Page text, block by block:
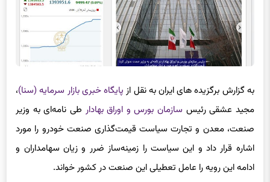
مجید عشقی رئیسسازمان بورس و اوراق بهادارطی نامه‌ای به وزیر
صنعت، معدن و تجارت سیاست قیمت‌گذاری صنعت خودرو را مورد
اشاره قرار داد و این سیاست را زمینه‌ساز ضرر و زیان سهامداران و
ادامه این رویه را عامل تعطیلی این صنعت در کشور خواند.
وی در این نامه خطاب به رضا فاطمی امین آورده است: